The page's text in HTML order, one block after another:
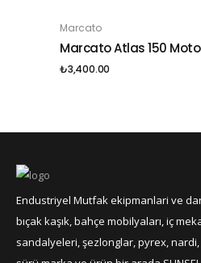
SEPETE EKLE
Marcato
Marcato Atlas 150
₺3,400.00
Endustriyel Mutfak ekipmanlari ve
bıçak kaşık, bahçe mobilyaları, iç
sandalyeleri, şezlonglar, pyrex,